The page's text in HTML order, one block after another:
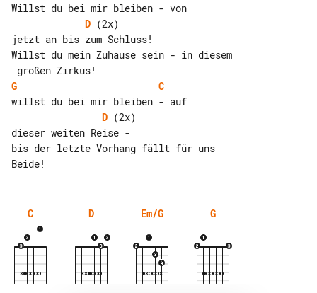
D (2x)
jetzt an bis zum Schluss!
Willst du mein Zuhause sein - in diesem
G
C
D (2x)
dieser weiten Reise -
bis der letzte Vorhang fällt für uns
C D Em/G G